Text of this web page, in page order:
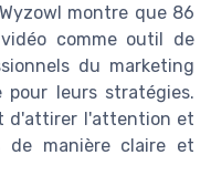
montre que 86
comme outil de
du marketing
pour leurs stratégies.
d'attirer l'attention et
de manière claire et